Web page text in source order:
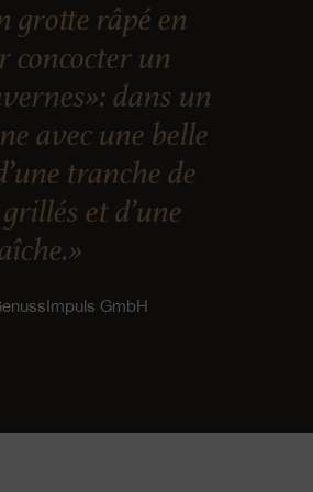
grotte râpé en
concocter un
dans un
avec une belle
tranche de
et d’une
GmbH